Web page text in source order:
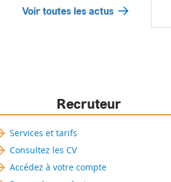
Voir toutes les actus
Recruteur
Services et tarifs
Consultez les CV
Accédez à votre compte